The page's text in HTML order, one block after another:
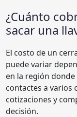
¿Cuánto
sacar una
El costo de un
puede variar
en la región
contactes a varios
cotizaciones y
decisión.